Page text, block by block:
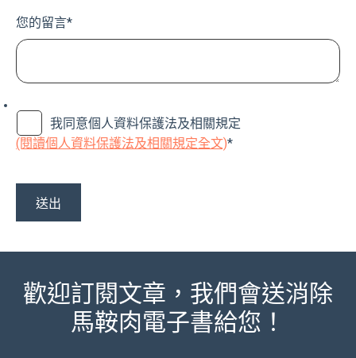
您的留言*
我同意個人資料保護法及相關規定
(閱讀個人資料保護法及相關規定全文)*
歡迎訂閱文章，我們會送消除
馬鞍肉電子書給您！